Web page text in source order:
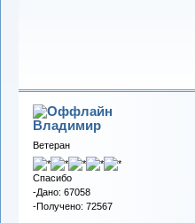
Владимиp
Ветеран
Спасибо
-Дано: 67058
-Получено: 72567